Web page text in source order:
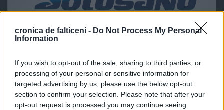
cronica de falticeni - Do Not Process My Personal
Information
If you wish to opt-out of the sale, sharing to third parties, or
processing of your personal or sensitive information for
targeted advertising by us, please use the below opt-out
section to confirm your selection. Please note that after your
opt-out request is processed you may continue seeing